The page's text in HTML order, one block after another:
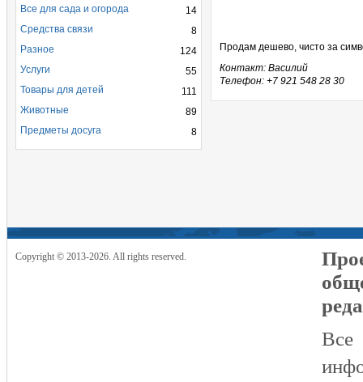
Продам дешево, чисто за
Контакт: Василий
Телефон: +7 921 548 28 30
14
Все для сада и огорода
8
Средства связи
124
Разное
55
Услуги
111
Товары для детей
89
Животные
8
Предметы досуга
Copyright © 2013-2026. All rights reserved.